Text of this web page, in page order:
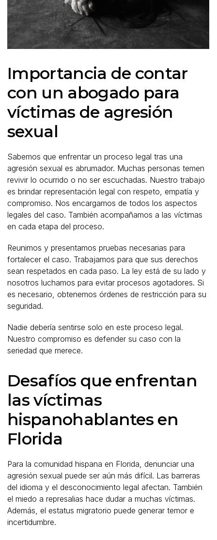
Importancia de contar
con un abogado para
víctimas de agresión
sexual
Sabemos que enfrentar un proceso legal tras una
agresión sexual es abrumador. Muchas personas temen
revivir lo ocurrido o no ser escuchadas. Nuestro trabajo
es brindar representación legal con respeto, empatía y
compromiso. Nos encargamos de todos los aspectos
legales del caso. También acompañamos a las víctimas
en cada etapa del proceso.
Reunimos y presentamos pruebas necesarias para
fortalecer el caso. Trabajamos para que sus derechos
sean respetados en cada paso. La ley está de su lado y
nosotros luchamos para evitar procesos agotadores. Si
es necesario, obtenemos órdenes de restricción para su
seguridad.
Nadie debería sentirse solo en este proceso legal.
Nuestro compromiso es defender su caso con la
seriedad que merece.
Desafíos que enfrentan
las víctimas
hispanohablantes en
Florida
Para la comunidad hispana en Florida, denunciar una
agresión sexual puede ser aún más difícil. Las barreras
del idioma y el desconocimiento legal afectan. También
el miedo a represalias hace dudar a muchas víctimas.
Además, el estatus migratorio puede generar temor e
incertidumbre.